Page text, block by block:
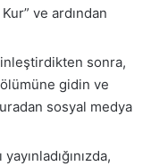
ve ardından
sonra,
gidin ve
sosyal medya